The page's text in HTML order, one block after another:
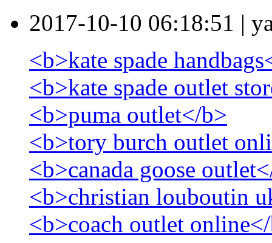
2017-10-10 06:18:51 |
<b>kate spade
<b>kate spade outlet
<b>puma outlet</b>
<b>tory burch outlet
<b>canada goose
<b>christian louboutin
<b>coach outlet